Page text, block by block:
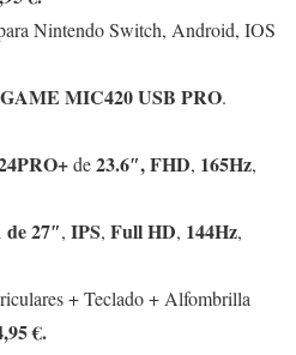
Nintendo Switch, Android, IOS
GAME MIC420 USB PRO.
de23.6″,FHD, 165Hz,
27″, IPS, Full HD, 144Hz,
+ Teclado + Alfombrilla
€.